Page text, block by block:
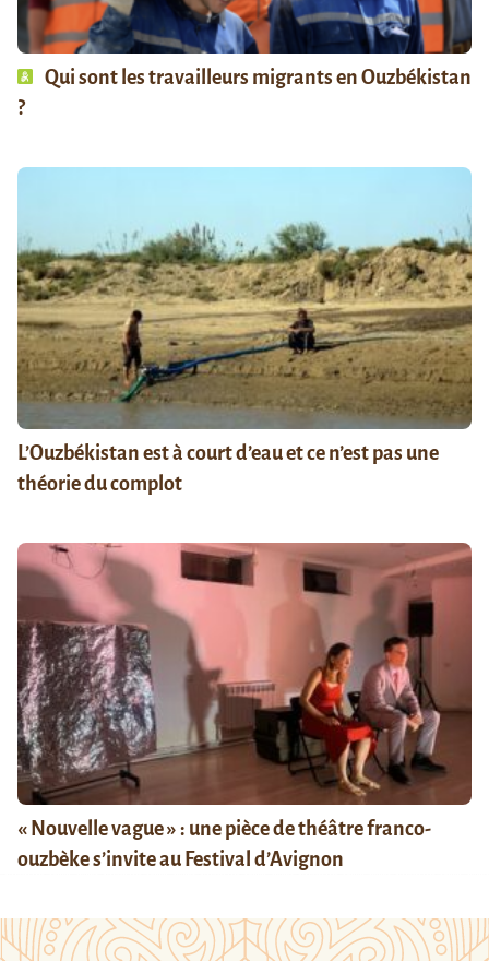
Qui sont les travailleurs migrants en Ouzbékistan
?
L’Ouzbékistan est à court d’eau et ce n’est pas une
théorie du complot
« Nouvelle vague » : une pièce de théâtre franco-
ouzbèke s’invite au Festival d’Avignon